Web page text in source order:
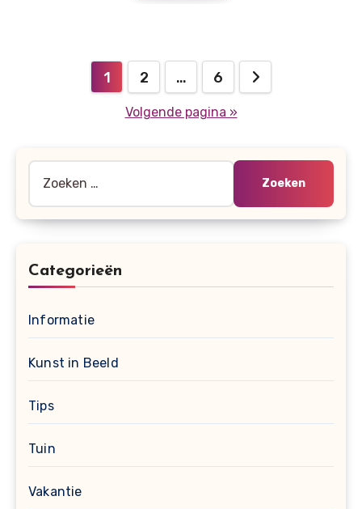
Berichten
paginering
1 2 … 6
Volgende pagina »
naar:
Categorieën
Informatie
Kunst in Beeld
Tips
Tuin
Vakantie